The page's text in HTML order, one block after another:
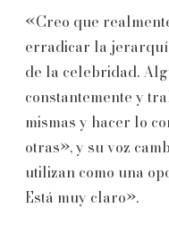
«Creo que
erradicar la
de la celebridad.
constantemente y
mismas y hacer lo
otras», y su voz
utilizan como una
Está muy claro».